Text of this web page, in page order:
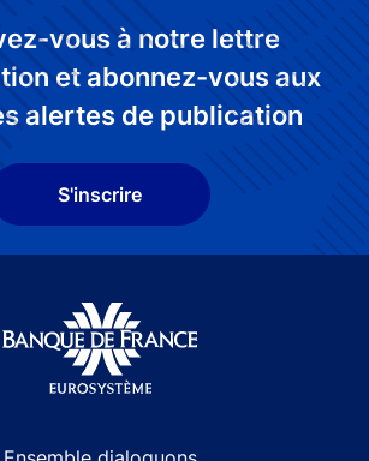
vous à notre lettre
et abonnez-vous aux
alertes de publication
S'inscrire